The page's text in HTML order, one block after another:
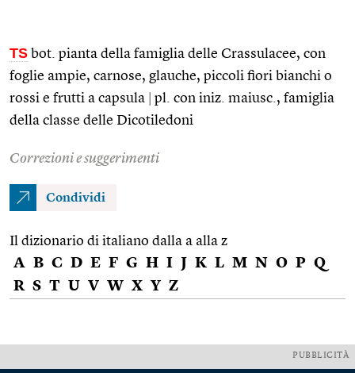
TS bot. pianta della famiglia delle Crassulacee, con
foglie ampie, carnose, glauche, piccoli fiori bianchi o
rossi e frutti a capsula
pl. con iniz. maiusc., famiglia
della classe delle Dicotiledoni
Correzioni e suggerimenti
Condividi
Il dizionario di italiano dalla a alla z
A B C D E F G H I J K L M N O P Q
R S T U V W X Y Z
PUBBLICITÀ